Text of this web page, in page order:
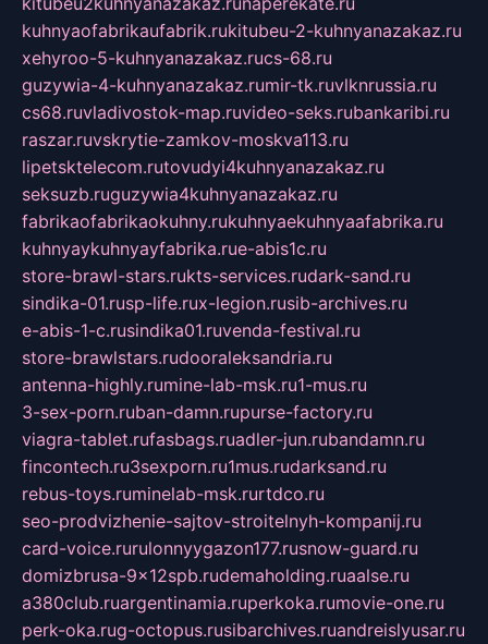
kuhnyaofabrikaufabrik.rukitubeu-2-kuhnyanazakaz.ru
xehyroo-5-kuhnyanazakaz.rucs-68.ru
guzywia-4-kuhnyanazakaz.rumir-tk.ruvlknrussia.ru
cs68.ruvladivostok-map.ruvideo-seks.rubankaribi.ru
raszar.ruvskrytie-zamkov-moskva113.ru
lipetsktelecom.rutovudyi4kuhnyanazakaz.ru
seksuzb.ruguzywia4kuhnyanazakaz.ru
fabrikaofabrikaokuhny.rukuhnyaekuhnyaafabrika.ru
kuhnyaykuhnyayfabrika.rue-abis1c.ru
store-brawl-stars.rukts-services.rudark-sand.ru
sindika-01.rusp-life.rux-legion.rusib-archives.ru
e-abis-1-c.rusindika01.ruvenda-festival.ru
store-brawlstars.rudooraleksandria.ru
antenna-highly.rumine-lab-msk.ru1-mus.ru
3-sex-porn.ruban-damn.rupurse-factory.ru
viagra-tablet.rufasbags.ruadler-jun.rubandamn.ru
fincontech.ru3sexporn.ru1mus.rudarksand.ru
rebus-toys.ruminelab-msk.rurtdco.ru
seo-prodvizhenie-sajtov-stroitelnyh-kompanij.ru
card-voice.rurulonnyygazon177.rusnow-guard.ru
domizbrusa-9x12spb.rudemaholding.ruaalse.ru
a380club.ruargentinamia.ruperkoka.rumovie-one.ru
perk-oka.rug-octopus.rusibarchives.ruandreislyusar.ru